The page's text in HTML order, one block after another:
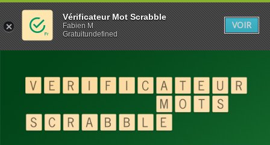
Vérificateur Mot Scrabble
Fabien M
Gratuitundefined
VOIR